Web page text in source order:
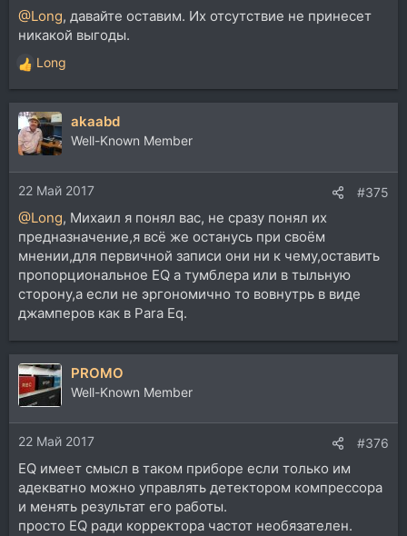
@Long, давайте оставим. Их отсутствие не принесет
никакой выгоды.
Р
е
а
к
ц
и
и
:
Long
akaabd
Well-Known Member
22 Май 2017 #375
@Long, Михаил я понял вас, не сразу понял их
предназначение,я всё же останусь при своём
мнении,для первичной записи они ни к чему,оставить
пропорциональное EQ а тумблера или в тыльную
сторону,а если не эргономично то вовнутрь в виде
джамперов как в Para Eq.
PROMO
Well-Known Member
22 Май 2017 #376
EQ имеет смысл в таком приборе если только им
адекватно можно управлять детектором компрессора
и менять результат его работы.
просто EQ ради корректора частот необязателен.